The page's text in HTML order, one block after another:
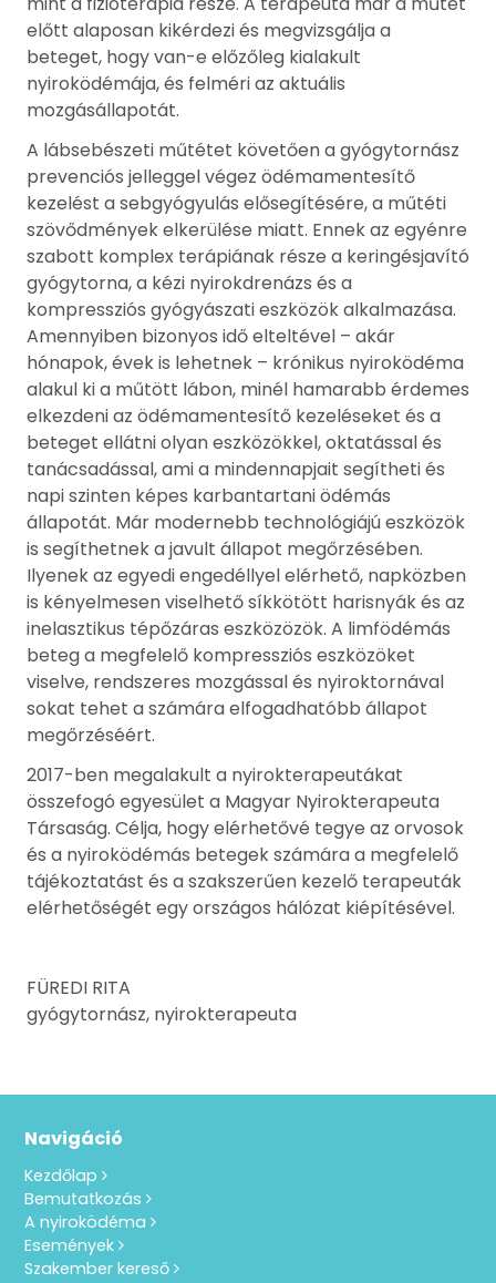
előtt alaposan kikérdezi és megvizsgálja a
beteget, hogy van-e előzőleg kialakult
nyiroködémája, és felméri az aktuális
mozgásállapotát.
A lábsebészeti műtétet követően a gyógytornász
prevenciós jelleggel végez ödémamentesítő
kezelést a sebgyógyulás elősegítésére, a műtéti
szövődmények elkerülése miatt. Ennek az egyénre
szabott komplex terápiának része a keringésjavító
gyógytorna, a kézi nyirokdrenázs és a
kompressziós gyógyászati eszközök alkalmazása.
Amennyiben bizonyos idő elteltével – akár
hónapok, évek is lehetnek – krónikus nyiroködéma
alakul ki a műtött lábon, minél hamarabb érdemes
elkezdeni az ödémamentesítő kezeléseket és a
beteget ellátni olyan eszközökkel, oktatással és
tanácsadással, ami a mindennapjait segítheti és
napi szinten képes karbantartani ödémás
állapotát. Már modernebb technológiájú eszközök
is segíthetnek a javult állapot megőrzésében.
Ilyenek az egyedi engedéllyel elérhető, napközben
is kényelmesen viselhető síkkötött harisnyák és az
inelasztikus tépőzáras eszközözök. A limfödémás
beteg a megfelelő kompressziós eszközöket
viselve, rendszeres mozgással és nyiroktornával
sokat tehet a számára elfogadhatóbb állapot
megőrzéséért.
2017-ben megalakult a nyirokterapeutákat
összefogó egyesület a Magyar Nyirokterapeuta
Társaság. Célja, hogy elérhetővé tegye az orvosok
és a nyiroködémás betegek számára a megfelelő
tájékoztatást és a szakszerűen kezelő terapeuták
elérhetőségét egy országos hálózat kiépítésével.
FÜREDI RITA
gyógytornász, nyirokterapeuta
Navigáció
Kezdőlap
Bemutatkozás
A nyiroködéma
Események
Szakember kereső